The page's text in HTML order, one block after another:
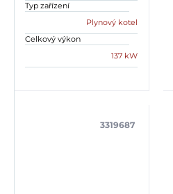
Typ zařízení
Plynový kotel
Celkový výkon
137 kW
3319687